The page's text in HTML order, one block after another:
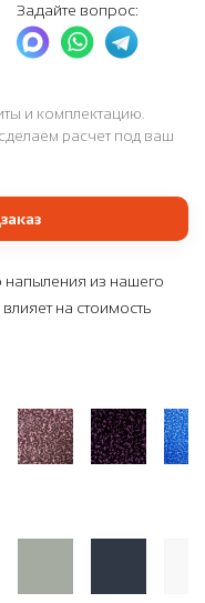
Задайте вопрос:
и комплектацию.
расчет под ваш
из нашего
на стоимость